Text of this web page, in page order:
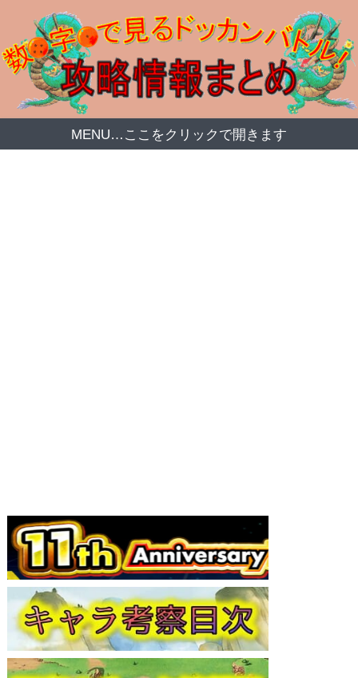
MENU…ここをクリックで開きます